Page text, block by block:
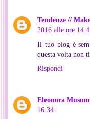
Tendenze //
2016 alle ore
Il tuo blog è
questa volta non
Rispondi
Eleonora
16:34